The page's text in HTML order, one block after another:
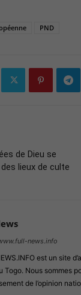
PND
de Dieu se
lieux de culte
news.info
est un site
Togo. Nous sommes
de l’opinion